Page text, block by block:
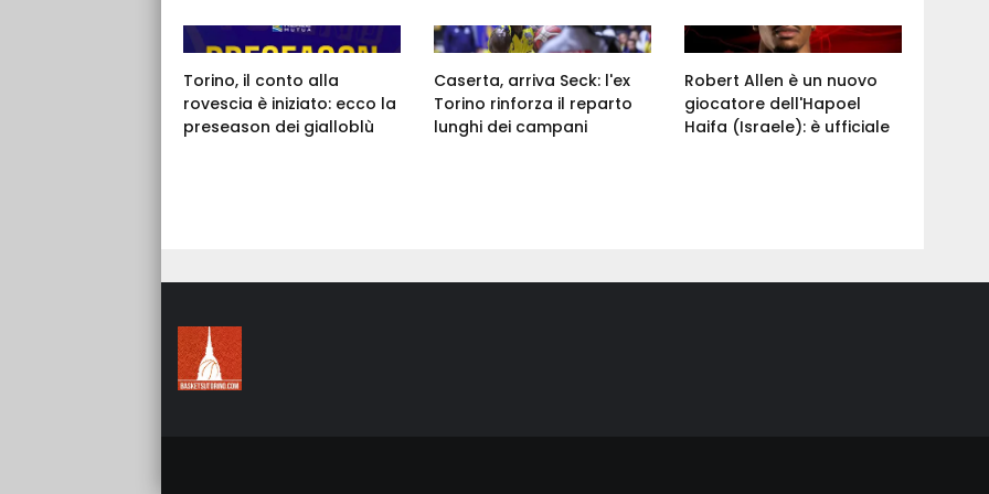
Torino, il conto alla
rovescia è iniziato: ecco la
preseason dei gialloblù
Caserta, arriva Seck: l'ex
Torino rinforza il reparto
lunghi dei campani
Robert Allen è un nuovo
giocatore dell'Hapoel
Haifa (Israele): è ufficiale